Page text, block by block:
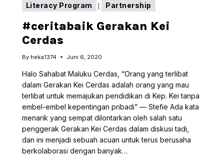
Literacy Program Partnership
#ceritabaik Gerakan Kei
Cerdas
By heka1374 Juni 6, 2020
Halo Sahabat Maluku Cerdas, “Orang yang terlibat
dalam Gerakan Kei Cerdas adalah orang yang mau
terlibat untuk memajukan pendidikan di Kep. Kei tanpa
embel-embel kepentingan pribadi” — Stefie Ada kata
menarik yang sempat dilontarkan oleh salah satu
penggerak Gerakan Kei Cerdas dalam diskusi tadi,
dan ini menjadi sebuah acuan untuk terus berusaha
berkolaborasi dengan banyak…